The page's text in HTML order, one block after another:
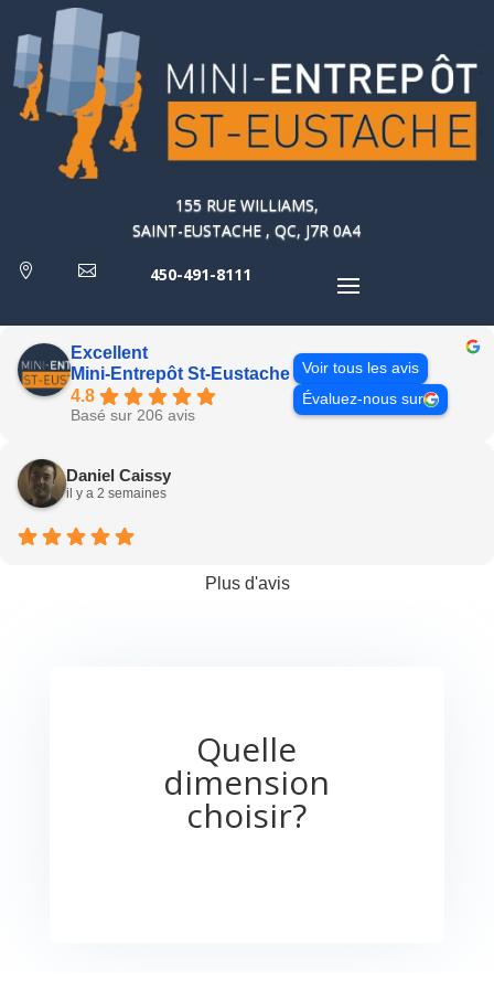
155 RUE WILLIAMS,
SAINT-EUSTACHE , QC, J7R 0A4
  450-491-8111
Excellent
Mini-Entrepôt St-Eustache
4.8
Basé sur 206 avis
Voir tous les avis
Évaluez-nous sur
Daniel Caissy
il y a 2 semaines
Plus d'avis
Quelle
dimension
choisir?